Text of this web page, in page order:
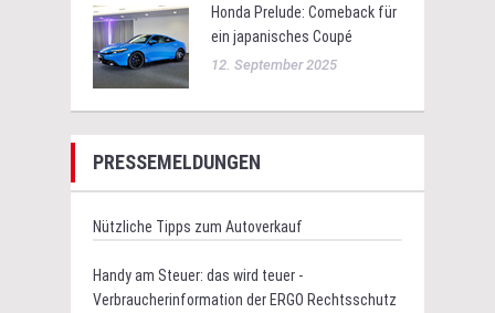
Honda Prelude: Comeback für
ein japanisches Coupé
12. September 2025
PRESSEMELDUNGEN
Nützliche Tipps zum Autoverkauf
Handy am Steuer: das wird teuer -
Verbraucherinformation der ERGO Rechtsschutz